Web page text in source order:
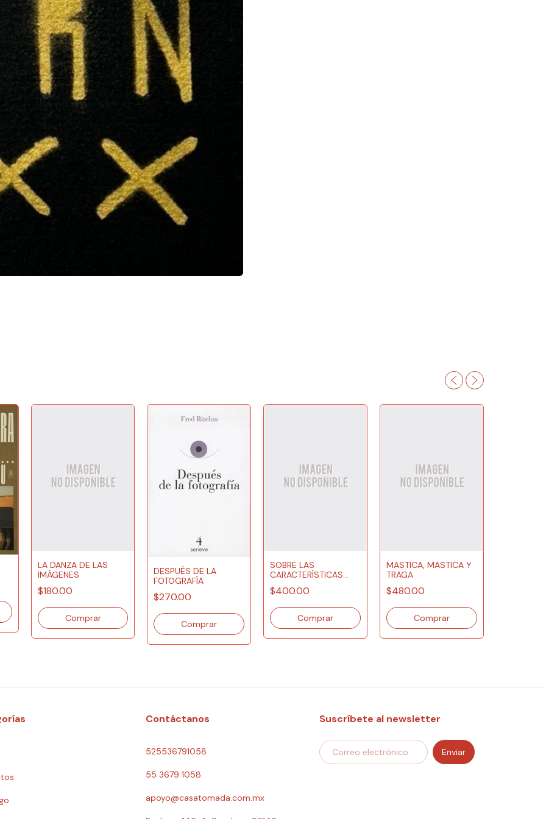
LA DANZA DE LAS
IMÁGENES
$180.00
DESPUÉS DE LA
FOTOGRAFÍA
$270.00
SOBRE LAS
CARACTERÍSTICAS
EXTERNAS DE TRES
COLORES
$400.00
MASTICA, MASTICA Y
TRAGA
$480.00
Contáctanos
525536791058
55 3679 1058
apoyo@casatomada.com.mx
Suscríbete al newsletter